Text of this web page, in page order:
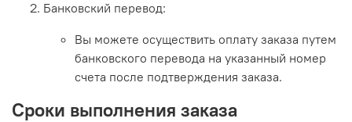
Банковский перевод:
Вы можете осуществить оплату заказа путем
банковского перевода на указанный номер
счета после подтверждения заказа.
Сроки выполнения заказа